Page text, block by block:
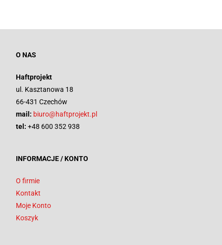
O NAS
Haftprojekt
ul. Kasztanowa 18
66-431 Czechów
mail: biuro@haftprojekt.pl
tel: +48 600 352 938
INFORMACJE / KONTO
O firmie
Kontakt
Moje Konto
Koszyk